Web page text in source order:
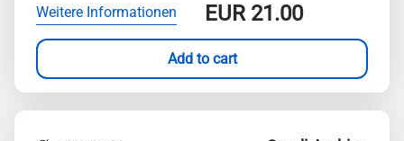
Weitere Informationen EUR21.00
Add to cart